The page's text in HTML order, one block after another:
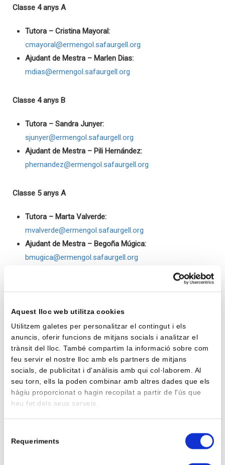
Aquest lloc web utilitza cookies
Utilitzem galetes per personalitzar el contingut i els
anuncis, oferir funcions de mitjans socials i analitzar el
trànsit del lloc. També compartim la informació sobre com
feu servir el nostre lloc amb els partners de mitjans
socials, de publicitat i d'anàlisis amb qui col·laborem. Al
seu torn, ells la poden combinar amb altres dades que els
hàgiu proporcionat o hagin recopilat a partir de l'ús que
heu fet dels seus serveis.
deRequeriments
Classe 4 anys A
Tutora – Cristina Mayoral:
cmayoral@ermengol.safaurgell.org
Ajudant de Mestra – Marlen Dias:
mdias@ermengol.safaurgell.org
Classe 4 anys B
Tutora – Sandra Junyer:
sjunyer@ermengol.safaurgell.org
Ajudant de Mestra – Pili Hernández:
phernandez@ermengol.safaurgell.org
Classe 5 anys A
Tutora – Marta Valverde:
mvalverde@ermengol.safaurgell.org
Ajudant de Mestra – Begoña Múgica:
bmugica@ermengol.safaurgell.org
Tutora – Noelia Garcia: ngarcia@ermengol.safaurgell.org
Ajudant de Mestra – Marta Farràs:
mfarras@ermengol.safaurgell.org
Sònia Garcia: sgarcia@ermengol.safaurgell.org
Especialistes d’anglès:
Georgina Riba: